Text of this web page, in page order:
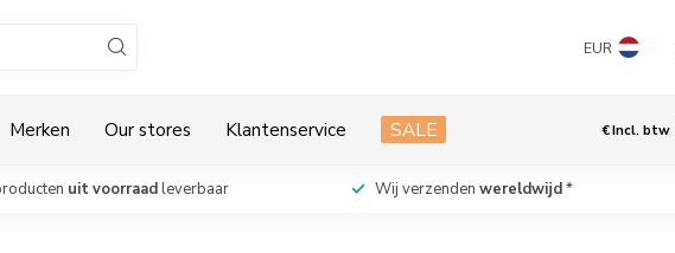
EUR
Merken Our stores Klantenservice SALE €Incl. btw
uit voorraadleverbaar Wij verzenden wereldwijd*